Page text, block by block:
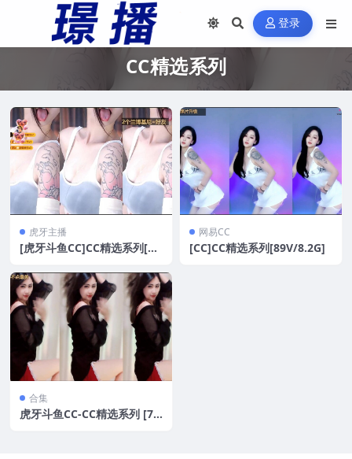
登录
CC精选系列
虎牙主播
[虎牙斗鱼CC]CC精选系列[80
网易CC
[CC]CC精选系列[89V/8.2G]
合集
虎牙斗鱼CC-CC精选系列 [77